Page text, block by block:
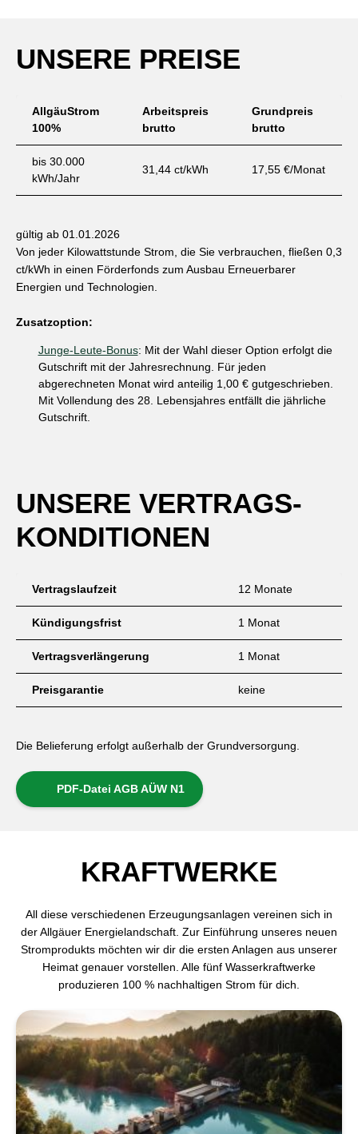
UNSERE PREISE
AllgäuStrom
100%
Arbeitspreis
brutto
Grundpreis
brutto
bis 30.000
kWh/Jahr
31,44 ct/kWh 17,55 €/Monat
gültig ab 01.01.2026
Von jeder Kilowattstunde Strom, die Sie verbrauchen, fließen 0,3
ct/kWh in einen Förderfonds zum Ausbau Erneuerbarer
Energien und Technologien.
Zusatzoption:
Junge-Leute-Bonus: Mit der Wahl dieser Option erfolgt die
Gutschrift mit der Jahresrechnung. Für jeden
abgerechneten Monat wird anteilig 1,00 € gutgeschrieben.
Mit Vollendung des 28. Lebensjahres entfällt die jährliche
Gutschrift.
UNSERE VERTRAGS­
KONDITIONEN
Vertragslaufzeit 12 Monate
Kündigungsfrist 1 Monat
Vertragsverlängerung 1 Monat
Preisgarantie keine
Die Belieferung erfolgt außerhalb der Grundversorgung.
PDF-Datei AGB AÜW N1
KRAFTWERKE
All diese verschiedenen Erzeugungsanlagen vereinen sich in
der Allgäuer Energielandschaft. Zur Einführung unseres neuen
Stromprodukts möchten wir dir die ersten Anlagen aus unserer
Heimat genauer vorstellen. Alle fünf Wasserkraftwerke
produzieren 100 % nachhaltigen Strom für dich.